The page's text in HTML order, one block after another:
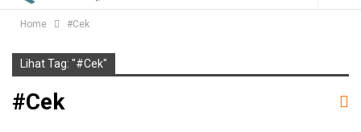
Home #Cek
Lihat Tag: "#Cek"
#Cek